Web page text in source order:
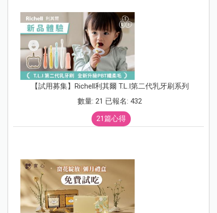
【試用募集】Richell利其爾 T.L.I第二代乳牙刷系列
數量: 21 已報名: 432
21篇心得